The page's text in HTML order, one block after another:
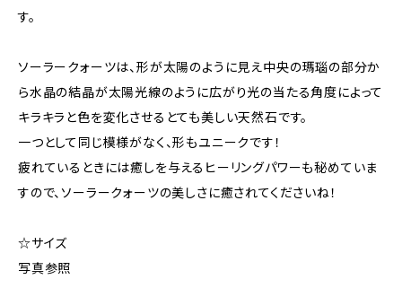
す。
ソーラークォーツは、形が太陽のように見え中央の瑪瑙の部分か
ら水晶の結晶が太陽光線のように広がり光の当たる角度によって
キラキラと色を変化させるとても美しい天然石です。
一つとして同じ模様がなく、形もユニークです！
疲れているときには癒しを与えるヒーリングパワーも秘めていま
すので、ソーラークォーツの美しさに癒されてくださいね！
☆サイズ
写真参照